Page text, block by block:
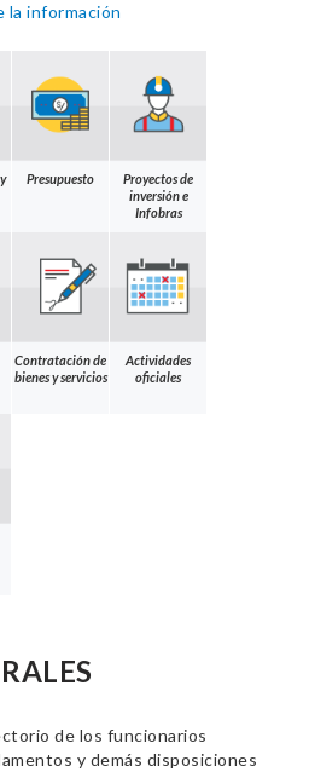
la información
Presupuesto
Proyectos de
inversión e
Infobras
Contratación de
bienes y servicios
Actividades
oficiales
de los funcionarios
y demás disposiciones